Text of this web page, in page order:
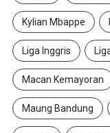
Kylian Mbappe
Liga Inggris
Macan Kemayoran
Maung Bandung